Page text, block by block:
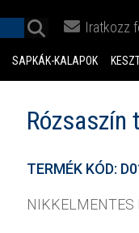
Iratkozz
SAPKÁK-KALAPOK
TERMÉK KÓD:
NIKKELMENTES